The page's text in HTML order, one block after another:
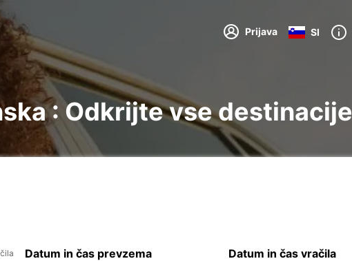
Prijava SI
: Odkrijte vse destinacije
Datum in čas prevzema Datum in čas vračila